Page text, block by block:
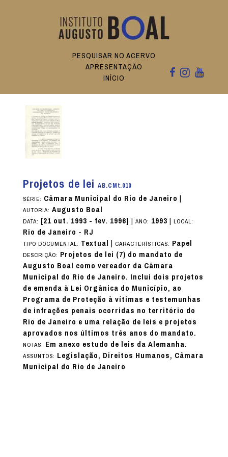
PESQUISAR NO ACERVO
APRESENTAÇÃO
INÍCIO
Projetos de lei AB.CMt.010
SÉRIE: Câmara Municipal do Rio de Janeiro |
AUTORIA: Augusto Boal
DATA: [21 out. 1993 - fev. 1996] | ANO: 1993| LOCAL:
Rio de Janeiro - RJ
TIPO DOCUMENTAL: Textual | CARACTERÍSTICAS: Papel
DESCRIÇÃO: Projetos de lei (7) do mandato de
Augusto Boal como vereador da Câmara
Municipal do Rio de Janeiro. Inclui dois projetos
de emenda à Lei Orgânica do Município, ao
Programa de Proteção à vítimas e testemunhas
de infrações penais ocorridas no território do
Rio de Janeiro e uma relação de leis e projetos
aprovados nos últimos três anos do mandato.
NOTAS: Em anexo estudo de leis da Alemanha.
ASSUNTOS: Legislação, Direitos Humanos, Câmara
Municipal do Rio de Janeiro